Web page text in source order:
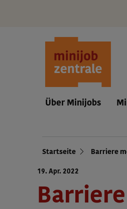
Über Minijobs
Startseite Barriere
19. Apr. 2022
Barriere